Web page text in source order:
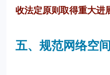
收法定原则取得重大进
五、规范网络空